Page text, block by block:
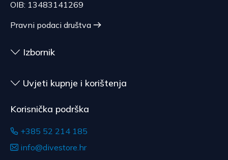
OIB: 13483141269
Pravni podaci društva
Izbornik
Uvjeti kupnje i korištenja
Korisnička podrška
+385 52 214 185
info@divestore.hr